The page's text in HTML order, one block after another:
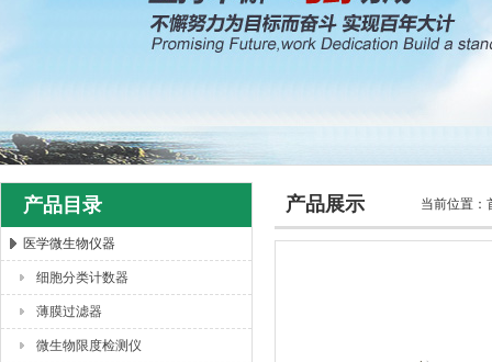
杭州川一实验仪器有限公司
产品目录
医学微生物仪器
细胞分类计数器
薄膜过滤器
微生物限度检测仪
产品展示 当前位置：